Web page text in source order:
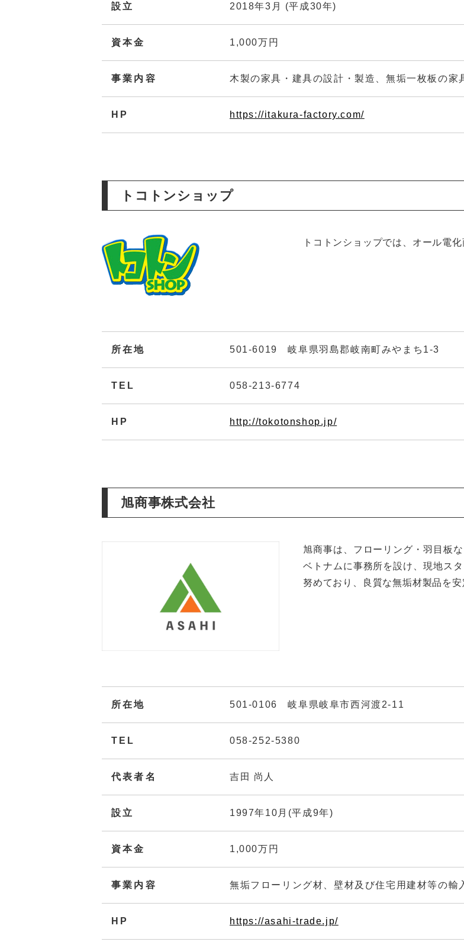
設立 2018年3月 (平成30年)
資本金 1,000万円
事業内容 木製の家具・建具の設計・製造、無垢一枚板の家
HP https://itakura-factory.com/
トコトンショップ
トコトンショップでは、オール電
所在地 501-6019 岐阜県羽島郡岐南町みやまち1-3
TEL 058-213-6774
HP http://tokotonshop.jp/
旭商事株式会社
旭商事は、フローリング・羽目板
ベトナムに事務所を設け、現地ス
努めており、良質な無垢材製品を安
所在地 501-0106 岐阜県岐阜市西河渡2-11
TEL 058-252-5380
代表者名 吉田 尚人
設立 1997年10月(平成9年)
資本金 1,000万円
事業内容 無垢フローリング材、壁材及び住宅用建材等の輸
HP https://asahi-trade.jp/